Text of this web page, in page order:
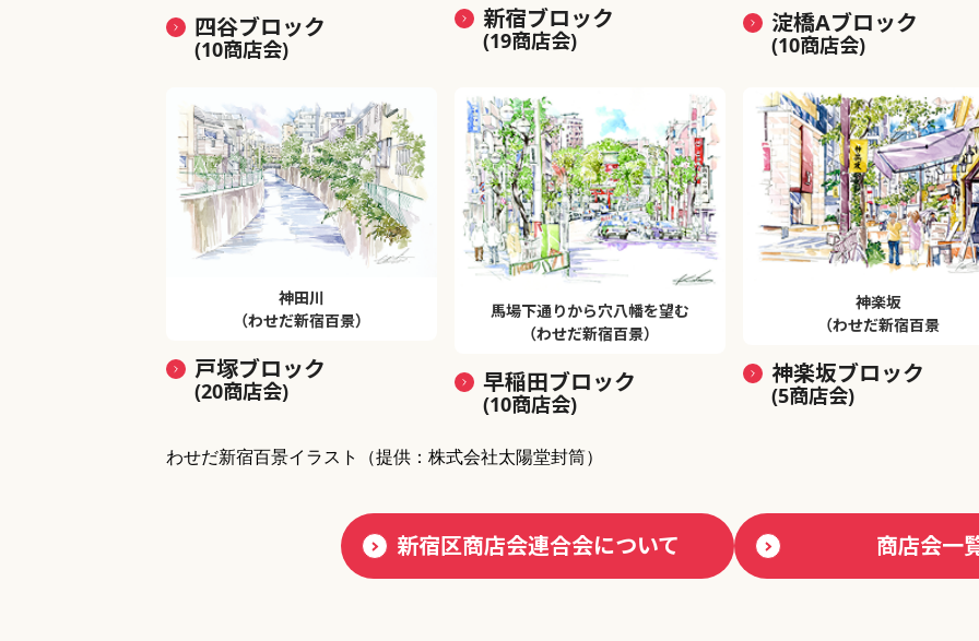
四谷ブロック
(10商店会)
新宿ブロック
(19商店会)
淀橋Aブロック
(10商店会)
神田川
（わせだ新宿百景）
戸塚ブロック
(20商店会)
馬場下通りから穴八幡を望む
（わせだ新宿百景）
早稲田ブロック
(10商店会)
神楽坂
（わせだ新宿百景
神楽坂ブロック
(5商店会)
わせだ新宿百景イラスト （提供：株式会社太陽堂封筒）
新宿区商店会連合会について 商店会一